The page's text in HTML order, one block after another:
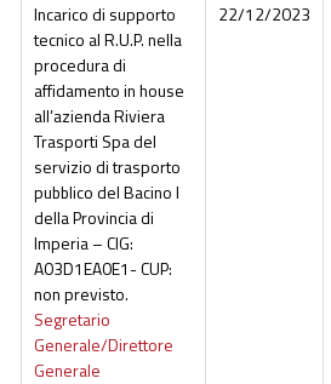
Incarico di supporto
tecnico al R.U.P. nella
procedura di
affidamento in house
all’azienda Riviera
Trasporti Spa del
servizio di trasporto
pubblico del Bacino I
della Provincia di
Imperia – CIG:
A03D1EA0E1- CUP:
non previsto.
Segretario
Generale/Direttore
Generale
22/12/2023